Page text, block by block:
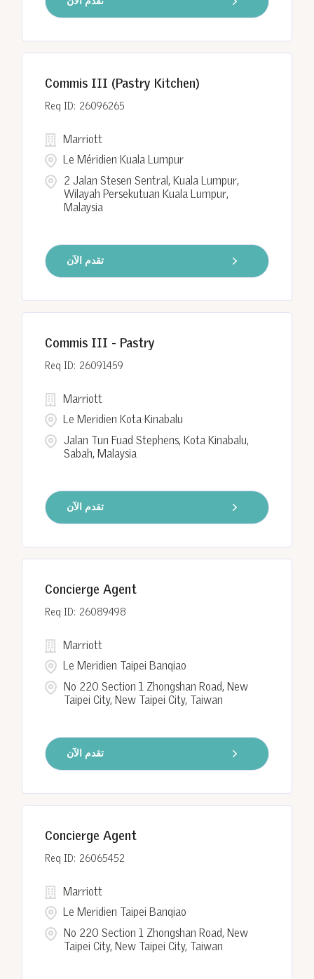
Commis III (Pastry Kitchen)
26096265
2 Jalan Stesen Sentral, Kuala Lumpur,
Wilayah Persekutuan Kuala Lumpur,
Malaysia
Marriott
Le Méridien Kuala Lumpur
تقدم الآن
Commis III - Pastry
26091459
Jalan Tun Fuad Stephens, Kota Kinabalu,
Sabah, Malaysia
Marriott
Le Meridien Kota Kinabalu
تقدم الآن
Concierge Agent
26089498
No 220 Section 1 Zhongshan Road, New
Taipei City, New Taipei City, Taiwan
Marriott
Le Meridien Taipei Banqiao
تقدم الآن
Concierge Agent
26065452
No 220 Section 1 Zhongshan Road, New
Taipei City, New Taipei City, Taiwan
Marriott
Le Meridien Taipei Banqiao